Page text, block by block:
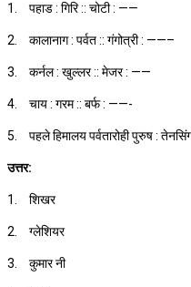
1. पहाड : गिरि :: चोटी : ——
2. कालानाग : पर्वत :: गंगोत्री : ——–
3. कर्नल : खुल्लर :: मेजर : ——
4. चाय : गरम :: बर्फ : ——-
5. पहले हिमालय पर्वतारोही पुरुष :
उत्तर:
1. शिखर
2. ग्लेशियर
3. कुमार नी